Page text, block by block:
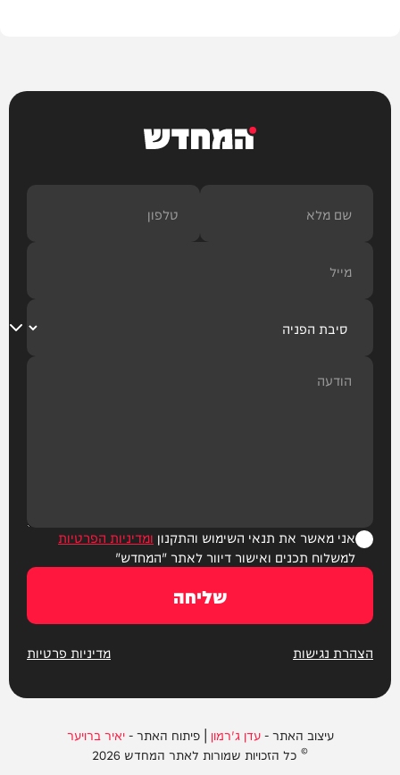
המחדש
אני מאשר את תנאי השימוש והתקנון ומדיניות הפרטיות
למשלוח תכנים ואישור דיוור לאתר "המחדש"
שליחה
הצהרת נגישות מדיניות פרטיות
עיצוב האתר -עדן ג'רמון | פיתוח האתר -יאיר ברויער
© כל הזכויות שמורות לאתר המחדש 2026